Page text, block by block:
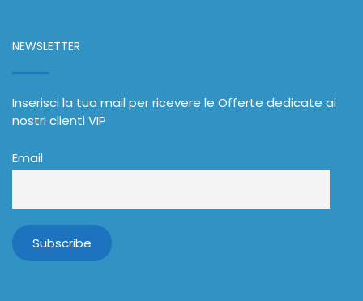
NEWSLETTER
Inserisci la tua mail per ricevere le Offerte dedicate ai
nostri clienti VIP
Email